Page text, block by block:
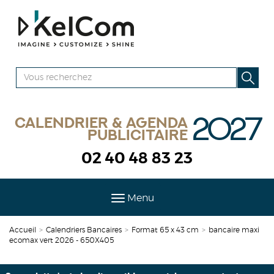
Calendrier & agenda
publicitaire 2027
02 40 48 83 23
Menu
Accueil > Calendriers Bancaires > Format 65 x 43 cm > bancaire maxi
ecomax vert 2026 - 650X405